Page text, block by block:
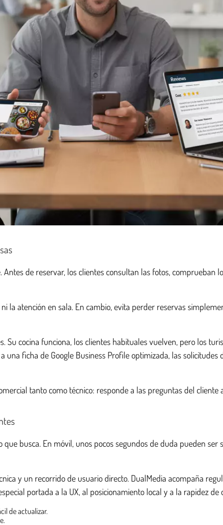
de reservar, los clientes consultan las fotos, comprueban
la atención en sala. En cambio, evita perder reservas
Su cocina funciona, los clientes habituales vuelven, pero los
ficha de Google Business Profile optimizada, las
tanto como técnico: responde a las preguntas del
busca. En móvil, unos pocos segundos de duda pueden
y un recorrido de usuario directo. DualMedia acompaña
portada a la UX, al posicionamiento local y a la rapidez de
de actualizar.